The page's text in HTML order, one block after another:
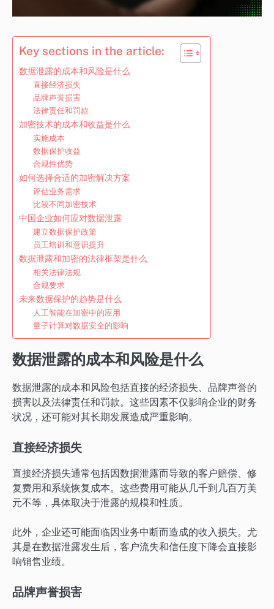
Key sections in the article:
数据泄露的成本和风险是什么
直接经济损失
品牌声誉损害
法律责任和罚款
加密技术的成本和收益是什么
实施成本
数据保护收益
合规性优势
如何选择合适的加密解决方案
评估业务需求
比较不同加密技术
中国企业如何应对数据泄露
建立数据保护政策
员工培训和意识提升
数据泄露和加密的法律框架是什么
相关法律法规
合规要求
未来数据保护的趋势是什么
人工智能在加密中的应用
量子计算对数据安全的影响
数据泄露的成本和风险是什么
数据泄露的成本和风险包括直接的经济损失、品牌声誉的
损害以及法律责任和罚款。这些因素不仅影响企业的财务
状况，还可能对其长期发展造成严重影响。
直接经济损失
直接经济损失通常包括因数据泄露而导致的客户赔偿、修
复费用和系统恢复成本。这些费用可能从几千到几百万美
元不等，具体取决于泄露的规模和性质。
此外，企业还可能面临因业务中断而造成的收入损失。尤
其是在数据泄露发生后，客户流失和信任度下降会直接影
响销售业绩。
品牌声誉损害